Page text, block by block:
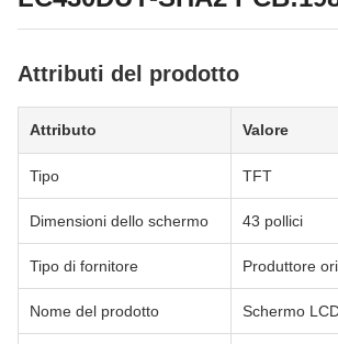
Attributi del prodotto
Attributo Valore
Tipo TFT
Dimensioni dello schermo 43 pollici
Tipo di fornitore Produttore
Nome del prodotto Schermo